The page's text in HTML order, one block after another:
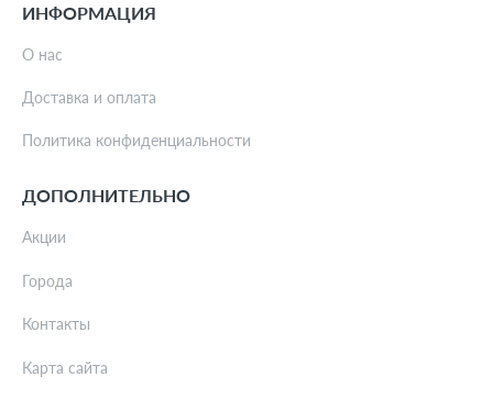
ИНФОРМАЦИЯ
О нас
Доставка и оплата
Политика конфиденциальности
ДОПОЛНИТЕЛЬНО
Акции
Города
Контакты
Карта сайта